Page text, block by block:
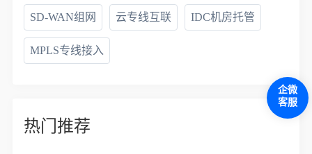
SD-WAN组网 云专线互联 IDC机房托管
MPLS专线接入
热门推荐
企微
客服